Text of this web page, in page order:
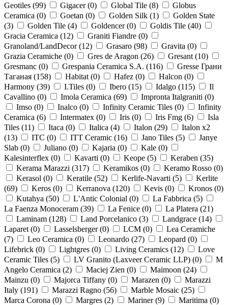
Geotiles (99) Gigacer (0) Global Tile (8)
Globus
Ceramica (0) Goetan (0) Golden Silk (1)
Golden State
(3) Golden Tile (4) Goldencer (0) Goldis Tile (40)
Gracia Ceramica (12) Graniti Fiandre (0)
Granoland/LandDecor (12) Grasaro (98) Gravita (0)
Grazia Ceramiche (0) Gres de Aragon (26) Gresant (10)
Gresmanc (0) Grespania Ceramica S.A. (116)
Gresse Грани
Таганая (158) Habitat (0) Hafez (0) Halcon (0)
Harmony (39) I.Tiles (0) Ibero (15) Idalgo (115)
Il
Cavallino (0) Imola Ceramica (69) Impronta Italgraniti (0)
Imso (0) Inalco (0) Infinity Ceramic Tiles (0)
Infinity
Ceramica (6) Intermatex (0) Iris (0) Iris Fmg (6)
Isla
Tiles (11) Itaca (0) Italica (4) Italon (29)
Italon x2
(13) ITC (0) ITT Ceramic (16) Jano Tiles (5)
Janye
Slab (0) Juliano (0) Kajaria (0) Kale (0)
Kalesinterflex (0) Kavarti (0) Keope (5) Keraben (35)
Kerama Marazzi (317) Keramikos (0) Keramo Rosso (0)
Kerasol (0) Keratile (52) Kerlife-Navarti (5)
Kerlite
(69) Keros (0) Kerranova (120) Kevis (0) Kronos (0)
Kutahya (50) L'Antic Colonial (0) La Fabbrica (5)
La Faenza Monoceram (39) La Fenice (0) La Platera (21)
Laminam (128) Land Porcelanico (3) Landgrace (14)
Laparet (0) Lasselsberger (0) LCM (0)
Lea Ceramiche
(7) Leo Ceramica (0) Leonardo (27) Leopard (0)
Lifebrick (0) Lightgres (0) Living Ceramics (12)
Love
Ceramic Tiles (5) LV Granito (Laxveer Ceramic LLP) (0)
M
Angelo Ceramica (2) Maciej Zien (0) Maimoon (24)
Mainzu (0) Majorca Tiffany (0) Marazen (0)
Marazzi
Italy (191) Marazzi Ragno (56) Marble Mosaic (25)
Marca Corona (0) Margres (2) Mariner (9) Maritima (0)